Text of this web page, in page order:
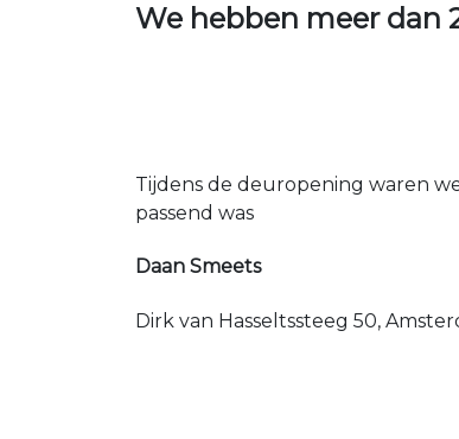
We hebben meer dan
Tijdens de deuropening waren
passend was
Daan Smeets
Dirk van Hasseltssteeg 50,